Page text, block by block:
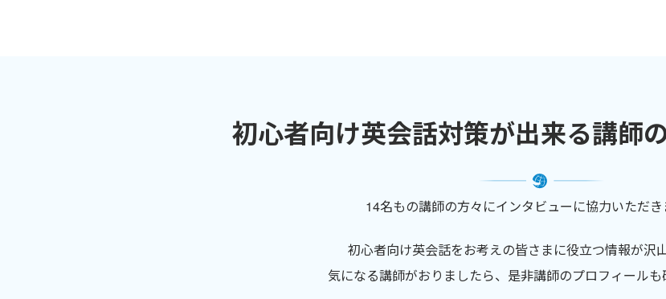
初心者向け英会話対策が出来る講師
14名もの講師の方々にインタビューに協力いただき
初心者向け英会話をお考えの皆さまに役立つ情報が沢山
気になる講師がおりましたら、是非講師のプロフィールも